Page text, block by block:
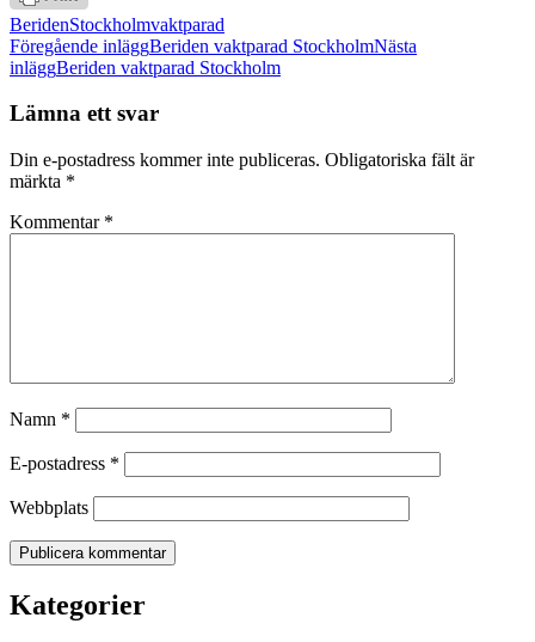
BeridenStockholmvaktparad
Inläggsnavigering
Föregående inläggBeriden vaktparad StockholmNästa
inläggBeriden vaktparad Stockholm
Lämna ett svar
Din e-postadress kommer inte publiceras. Obligatoriska fält är
märkta *
Kommentar *
Namn *
E-postadress *
Webbplats
Kategorier